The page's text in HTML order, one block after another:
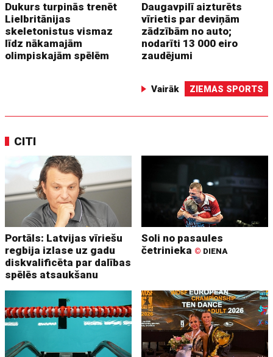
Dukurs turpinās trenēt
Lielbritānijas
skeletonistus vismaz
līdz nākamajām
olimpiskajām spēlēm
Daugavpilī aizturēts
vīrietis par deviņām
zādzībām no auto;
nodarīti 13 000 eiro
zaudējumi
Vairāk ZIEMAS SPORTS
CITI
Portāls: Latvijas vīriešu
regbija izlase uz gadu
diskvalificēta par dalības
spēlēs atsaukšanu
Soli no pasaules
četrinieka © DIENA